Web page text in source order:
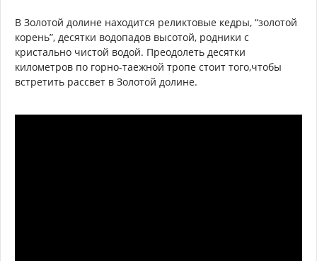
В Золотой долине находится реликтовые кедры, “золотой
корень”, десятки водопадов высотой, родники с
кристально чистой водой. Преодолеть десятки
километров по горно-таежной тропе стоит того,чтобы
встретить рассвет в Золотой долине.